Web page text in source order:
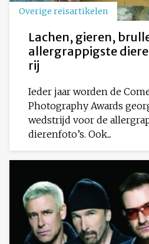
Overige reisartikelen
Lachen, gieren,
allergrappigste
rij
Ieder jaar worden de
Photography Awards
wedstrijd voor de
dierenfoto’s. Ook...